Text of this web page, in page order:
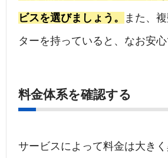
ビスを選びましょう。
また、
ターを持っていると、なお安心
料金体系を確認する
サービスによって料金は大き